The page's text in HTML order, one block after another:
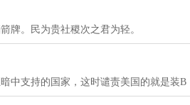
牌。民为贵社稷次之君为轻。
中支持的国家，这时谴责美国的就是装B